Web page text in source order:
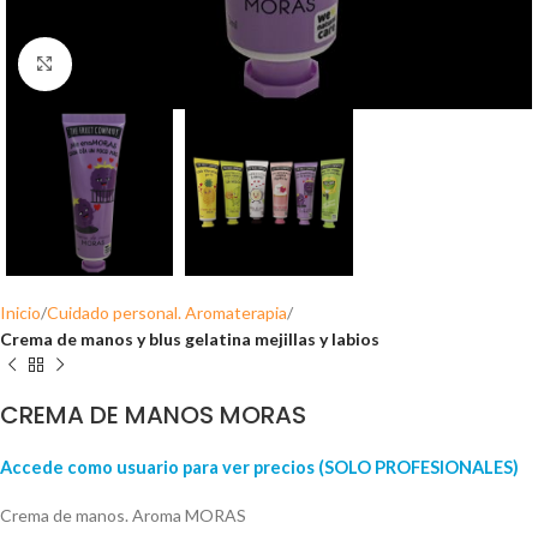
Click para ampliar
Inicio Cuidado personal. Aromaterapia
Crema de manos y blus gelatina mejillas y labios
CREMA DE MANOS MORAS
Accede como usuario para ver precios (SOLO PROFESIONALES)
Crema de manos. Aroma MORAS